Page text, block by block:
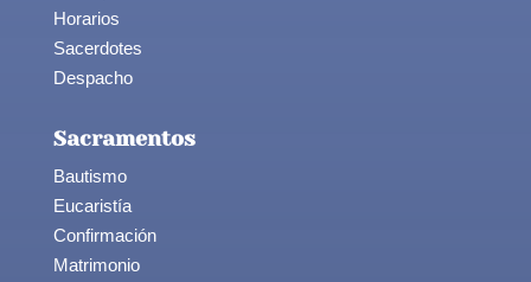
Horarios
Sacerdotes
Despacho
Sacramentos
Bautismo
Eucaristía
Confirmación
Matrimonio